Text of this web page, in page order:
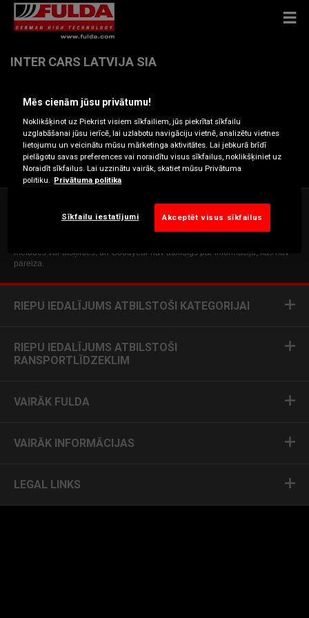
INTER CARS LATVIJA SIA
Dzirnieku , 2167 MĀRUPE
Saņemt norādes
Informācija nav saistoša, nav izsmeļoša un nerada līgumsaistības, un tā
jāpārbauda kopā ar attiecīgo pārdevēju. Lai arī Goodyear cenšas regulāri
metodes var atšķirties, un Goodyear nav atbildīgs par informāciju, kas nav
pareiza.
RIEPU IEDALĪJUMS ATBILSTOŠI KATEGORIJAI
RIEPU IEDALĪJUMS ATBILSTOŠI
RANSPORTLĪDZEKLIM
VAIRĀK FULDA
VAIRĀK INFORMĀCIJAS
LEGAL LINKS
Mēs cienām jūsu privātumu!
Noklikšķinot uz Piekrist visiem sīkfailiem, jūs piekrītat sīkfailu
uzglabāšanai jūsu ierīcē, lai uzlabotu navigāciju vietnē, analizētu vietnes
lietojumu un veicinātu mūsu mārketinga aktivitātes. Lai jebkurā brīdī
pielāgotu savas preferences vai noraidītu visus sīkfailus, noklikšķiniet uz
Noraidīt sīkfailus. Lai uzzinātu vairāk, skatiet mūsu Privātuma
politiku. Privātuma politika
Sīkfailu iestatījumi Akceptēt visus sīkfailus